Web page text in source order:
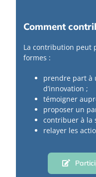
Comment
La contribution peut
formes :
prendre part à
d’innovation ;
témoigner
proposer un
contribuer à la
relayer les